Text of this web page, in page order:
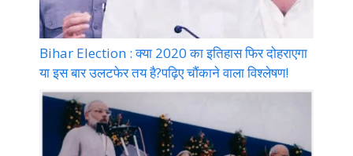
Bihar Election : क्या 2020 का इतिहास फिर दोहराएगा
या इस बार उलटफेर तय है?पढ़िए चौंकाने वाला विश्लेषण!